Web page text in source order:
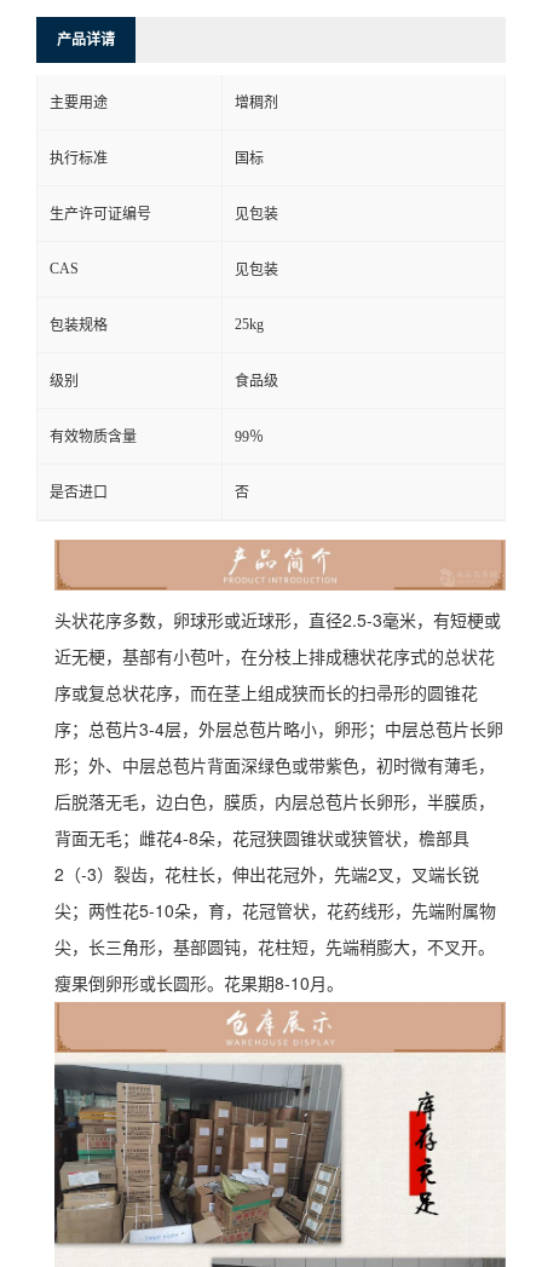
产品详请
主要用途 增稠剂
执行标准 国标
生产许可证编号 见包装
CAS 见包装
包装规格 25kg
级别 食品级
有效物质含量 99％
是否进口 否
头状花序多数，卵球形或近球形，直径2.5-3毫米，有短梗或
近无梗，基部有小苞叶，在分枝上排成穗状花序式的总状花
序或复总状花序，而在茎上组成狭而长的扫帚形的圆锥花
序；总苞片3-4层，外层总苞片略小，卵形；中层总苞片长卵
形；外、中层总苞片背面深绿色或带紫色，初时微有薄毛，
后脱落无毛，边白色，膜质，内层总苞片长卵形，半膜质，
背面无毛；雌花4-8朵，花冠狭圆锥状或狭管状，檐部具
2（-3）裂齿，花柱长，伸出花冠外，先端2叉，叉端长锐
尖；两性花5-10朵，育，花冠管状，花药线形，先端附属物
尖，长三角形，基部圆钝，花柱短，先端稍膨大，不叉开。
瘦果倒卵形或长圆形。花果期8-10月。